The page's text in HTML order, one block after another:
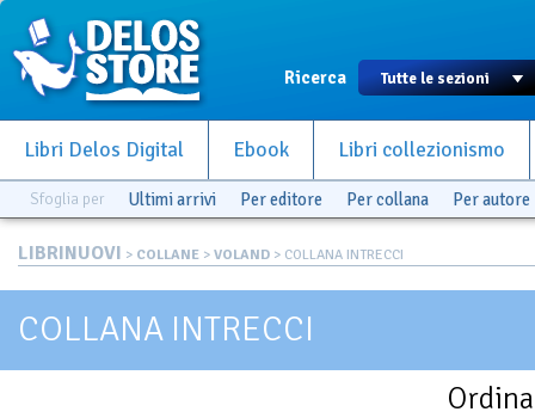
Ricerca
Libri Delos Digital Ebook Libri collezionismo
Sfoglia per Ultimi arrivi Per editore Per collana Per autore
LIBRINUOVI > COLLANE > VOLAND > COLLANA INTRECCI
COLLANA INTRECCI